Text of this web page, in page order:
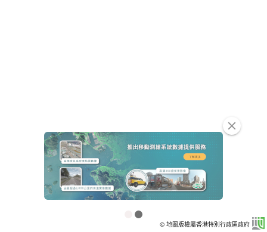
© 地圖版權屬香港特別行政區政府
clear